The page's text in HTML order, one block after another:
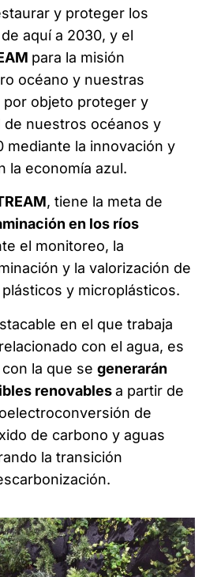
y proteger los
aquí a 2030, y el
para la misión
océano y nuestras
por objeto proteger y
de nuestros océanos y
mediante la innovación y
la economía azul.
, tiene la meta de
en los ríos
el monitoreo, la
y la valorización de
y microplásticos.
en el que trabaja
con el agua, es
con la que se generarán
renovablesa partir de
de
de carbono y aguas
la transición